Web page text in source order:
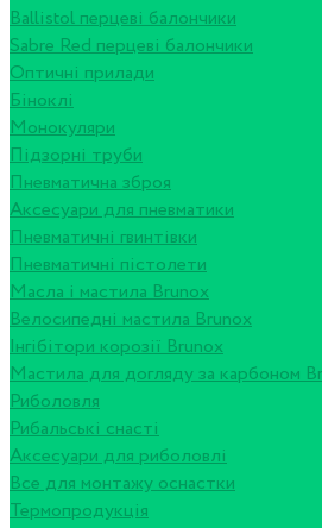
Ballistol перцеві балончики
Sabre Red перцеві балончики
Оптичні прилади
Біноклі
Монокуляри
Підзорні труби
Пневматична зброя
Аксесуари для пневматики
Пневматичні гвинтівки
Пневматичні пістолети
Масла і мастила Brunox
Велосипедні мастила Brunox
Інгібітори корозії Brunox
Мастила для догляду за карбоном
Риболовля
Рибальські снасті
Аксесуари для риболовлі
Все для монтажу оснастки
Термопродукція